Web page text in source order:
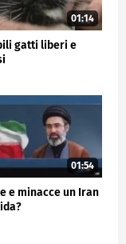
01:14
gatti liberi e
01:54
e minacce un Iran